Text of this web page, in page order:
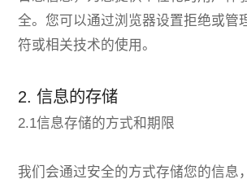
全。您可以通过浏览器设置拒绝或管
符或相关技术的使用。
2. 信息的存储
2.1信息存储的方式和期限
我们会通过安全的方式存储您的信息